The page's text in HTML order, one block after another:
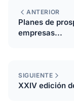
ANTERIOR
Planes de
empresas...
SIGUIENTE
XXIV edición